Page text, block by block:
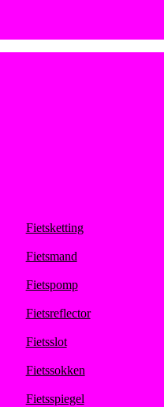
Fietsketting
Fietsmand
Fietspomp
Fietsreflector
Fietsslot
Fietssokken
Fietsspiegel